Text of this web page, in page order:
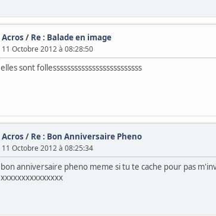
Acros / Re : Balade en image
11 Octobre 2012 à 08:28:50
elles sont follesssssssssssssssssssssssss
Acros / Re : Bon Anniversaire Pheno
11 Octobre 2012 à 08:25:34
bon anniversaire pheno meme si tu te cache pour pas
xxxxxxxxxxxxxxx